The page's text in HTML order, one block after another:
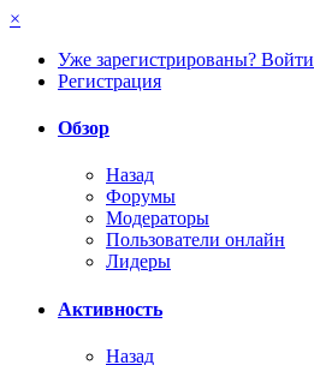
×
Уже зарегистрированы? Войти
Регистрация
Обзор
Назад
Форумы
Модераторы
Пользователи онлайн
Лидеры
Активность
Назад